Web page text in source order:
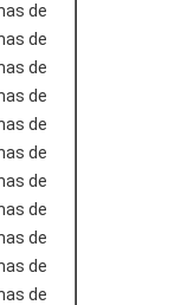
de
de
de
de
de
de
de
de
de
de
de